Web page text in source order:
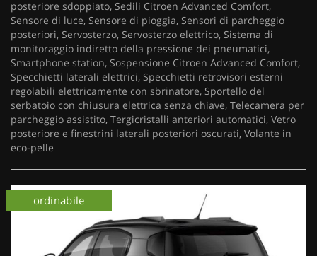
posteriore sdoppiato, Sedili Citroen Advanced Comfort,
Sensore di luce, Sensore di pioggia, Sensori di parcheggio
posteriori, Servosterzo, Servosterzo elettrico, Sistema di
monitoraggio indiretto della pressione dei pneumatici,
Smartphone station, Sospensione Citroen Advanced Comfort,
Specchietti laterali elettrici, Specchietti retrovisori esterni
regolabili elettricamente con sbrinatore, Sportello del
serbatoio con chiusura elettrica senza chiave, Telecamera per
parcheggio assistito, Tergicristalli anteriori automatici, Vetro
posteriore e finestrini laterali posteriori oscurati, Volante in
eco-pelle
km 0 ordinabile